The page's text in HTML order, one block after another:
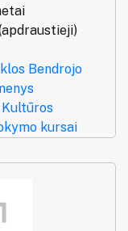
Bendrojo
Kultūros
kursai